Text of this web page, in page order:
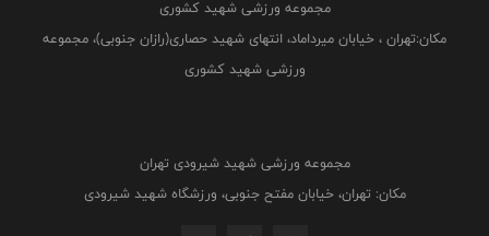
مجموعه ورزشی شهید کشوری
مکان:تهران ، خیابان میرداماد، انتهای شهید حصاری(رازان جنوبی)، مجموعه
ورزشی شهید کشوری
مجموعه ورزشی شهید شیرودی تهران
مکان: تهران، خیابان مفتح جنوبی، ورزشگاه شهید شیرودی